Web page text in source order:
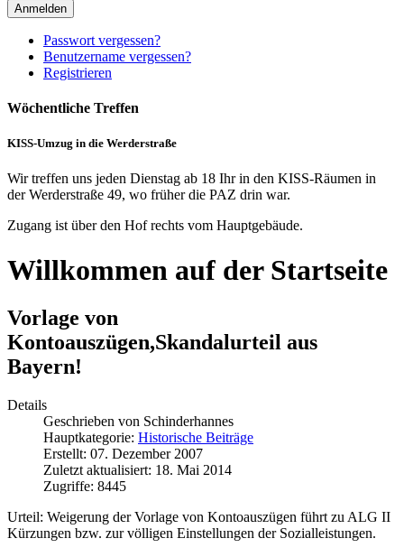
Anmelden
Passwort vergessen?
Benutzername vergessen?
Registrieren
Wöchentliche Treffen
KISS-Umzug in die Werderstraße
Wir treffen uns jeden Dienstag ab 18 Ihr in den KISS-Räumen in
der Werderstraße 49, wo früher die PAZ drin war.
Zugang ist über den Hof rechts vom Hauptgebäude.
Willkommen auf der Startseite
Vorlage von
Kontoauszügen,Skandalurteil aus
Bayern!
Details
Geschrieben von Schinderhannes
Hauptkategorie: Historische Beiträge
Erstellt: 07. Dezember 2007
Zuletzt aktualisiert: 18. Mai 2014
Zugriffe: 8445
Urteil: Weigerung der Vorlage von Kontoauszügen führt zu ALG II
Kürzungen bzw. zur völligen Einstellungen der Sozialleistungen.